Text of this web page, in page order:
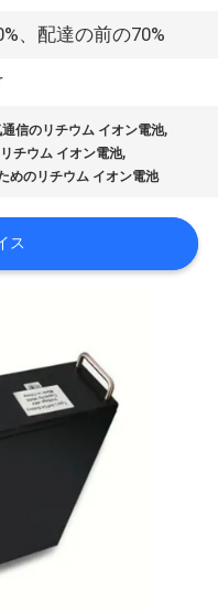
、配達の前の70%
信のリチウム イオン電池,
チウム イオン電池,
めのリチウム イオン電池
ス